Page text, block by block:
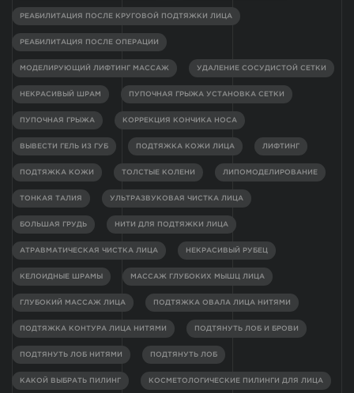
РЕАБИЛИТАЦИЯ ПОСЛЕ КРУГОВОЙ ПОДТЯЖКИ ЛИЦА
РЕАБИЛИТАЦИЯ ПОСЛЕ ОПЕРАЦИИ
МОДЕЛИРУЮЩИЙ ЛИФТИНГ МАССАЖ УДАЛЕНИЕ СОСУДИСТОЙ СЕТКИ
НЕКРАСИВЫЙ ШРАМ ПУПОЧНАЯ ГРЫЖА УСТАНОВКА СЕТКИ
ПУПОЧНАЯ ГРЫЖА КОРРЕКЦИЯ КОНЧИКА НОСА
ВЫВЕСТИ ГЕЛЬ ИЗ ГУБ ПОДТЯЖКА КОЖИ ЛИЦА ЛИФТИНГ
ПОДТЯЖКА КОЖИ ТОЛСТЫЕ КОЛЕНИ ЛИПОМОДЕЛИРОВАНИЕ
ТОНКАЯ ТАЛИЯ УЛЬТРАЗВУКОВАЯ ЧИСТКА ЛИЦА
БОЛЬШАЯ ГРУДЬ НИТИ ДЛЯ ПОДТЯЖКИ ЛИЦА
АТРАВМАТИЧЕСКАЯ ЧИСТКА ЛИЦА НЕКРАСИВЫЙ РУБЕЦ
КЕЛОИДНЫЕ ШРАМЫ МАССАЖ ГЛУБОКИХ МЫШЦ ЛИЦА
ГЛУБОКИЙ МАССАЖ ЛИЦА ПОДТЯЖКА ОВАЛА ЛИЦА НИТЯМИ
ПОДТЯЖКА КОНТУРА ЛИЦА НИТЯМИ ПОДТЯНУТЬ ЛОБ И БРОВИ
ПОДТЯНУТЬ ЛОБ НИТЯМИ ПОДТЯНУТЬ ЛОБ
КАКОЙ ВЫБРАТЬ ПИЛИНГ КОСМЕТОЛОГИЧЕСКИЕ ПИЛИНГИ ДЛЯ ЛИЦА